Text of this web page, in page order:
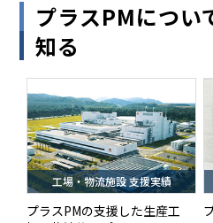
プラスPMについ
知る
工場・物流施設 支援実績
プラスPMの支援した生産工